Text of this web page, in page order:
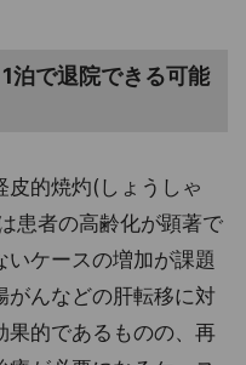
泊で退院できる可能
皮的焼灼(しょうしゃ
患者の高齢化が顕著で
いケースの増加が課題
がんなどの肝転移に対
果的であるものの、再